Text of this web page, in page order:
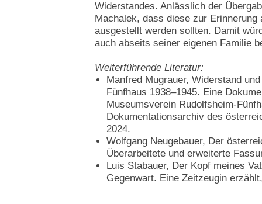
Widerstandes. Anlässlich der
Machalek, dass diese zur Erinnerung
ausgestellt werden sollten. Damit
auch abseits seiner eigenen Familie
Weiterführende Literatur:
Manfred Mugrauer, Widerstand
Fünfhaus 1938–1945. Eine
Museumsverein Rudolfsheim-
Dokumentationsarchiv des
2024.
Wolfgang Neugebauer, Der
Überarbeitete und erweiterte
Luis Stabauer, Der Kopf meines
Gegenwart. Eine Zeitzeugin